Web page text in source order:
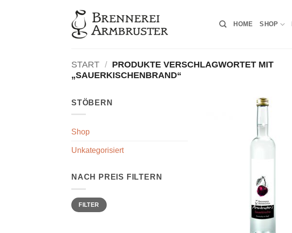
HOME SHOP
START / PRODUKTE VERSCHLAGWORTET MIT
„SAUERKISCHENBRAND“
STÖBERN
Shop
Unkategorisiert
NACH PREIS FILTERN
Min.
Preis
Max.
PreisFILTER